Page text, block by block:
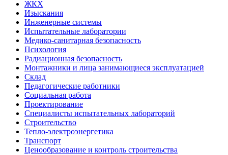
ЖКХ
Изыскания
Инженерные системы
Испытательные лаборатории
Медико-санитарная безопасность
Психология
Радиационная безопасность
Монтажники и лица занимающиеся эксплуатацией
Склад
Педагогические работники
Социальная работа
Проектирование
Специалисты испытательных лабораторий
Строительство
Тепло-электроэнергетика
Транспорт
Ценообразование и контроль строительства